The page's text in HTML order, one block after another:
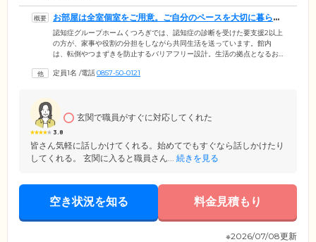
お部屋は全室個室をご用意。ご自分のペースを大切に暮らせ
ます
認知症グループホームくつろぎでは、認知症の診断を受けた要支援2以上
の方が、家事や役割の分担をしながら共同生活を送っています。館内
は、転倒やつまずきを防止するバリアフリー設計。生活の拠点となるお
養バランスのよいメニューを、1日3食ご提供。共有スペースのリビング
の気持ちに寄り添います。どうぞ第二の我が家として、安心してお過ご
しください、
定員1名 /電話0857-50-0121
3.8
玄関で職員がすぐに対応してくれた
皆さん気軽に話しかけてくれる。始めてでもすぐなら話しかけたり
してくれる。 玄関に入ると職員さん... 続きを見る
空き状況を知る 料金見積もり
※2026/07/08更新